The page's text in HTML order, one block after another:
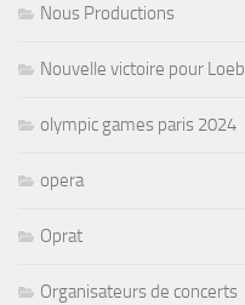
Nous Productions
Nouvelle victoire pour Loeb
olympic games paris 2024
opera
Oprat
Organisateurs de concerts